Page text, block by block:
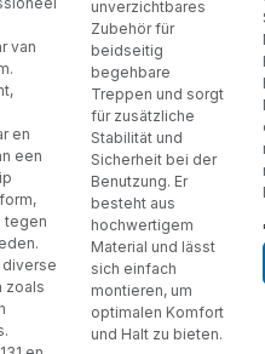
van
en
een
tegen
diverse
zoals
unverzichtbares
Zubehör für
beidseitig
begehbare
Treppen und sorgt
für zusätzliche
Stabilität und
Sicherheit bei der
Benutzung. Er
besteht aus
hochwertigem
Material und lässt
sich einfach
montieren, um
optimalen Komfort
und Halt zu bieten.